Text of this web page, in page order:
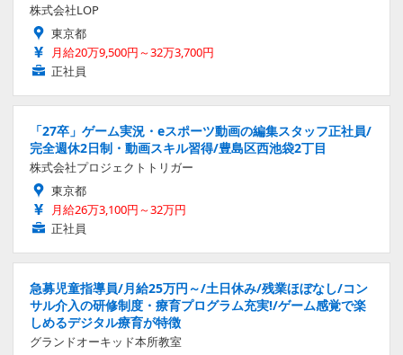
株式会社LOP
東京都
月給20万9,500円～32万3,700円
正社員
「27卒」ゲーム実況・eスポーツ動画の編集スタッフ正社員/
完全週休2日制・動画スキル習得/豊島区西池袋2丁目
株式会社プロジェクトトリガー
東京都
月給26万3,100円～32万円
正社員
急募児童指導員/月給25万円～/土日休み/残業ほぼなし/コン
サル介入の研修制度・療育プログラム充実!/ゲーム感覚で楽
しめるデジタル療育が特徴
グランドオーキッド本所教室